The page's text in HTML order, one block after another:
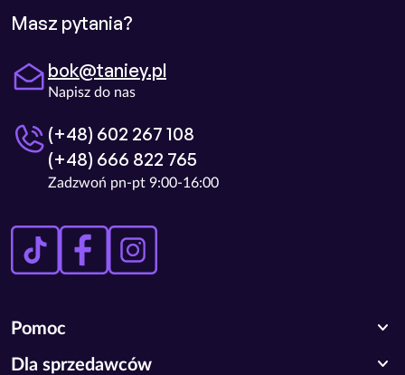
Masz pytania?
bok@taniey.pl
Napisz do nas
(+48) 602 267 108
(+48) 666 822 765
Zadzwoń pn-pt 9:00-16:00
Pomoc expand_more
Dla sprzedawców expand_more